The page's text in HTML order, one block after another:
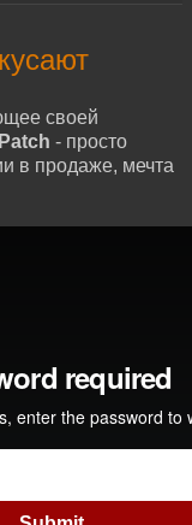
своей
- просто
в продаже, мечта